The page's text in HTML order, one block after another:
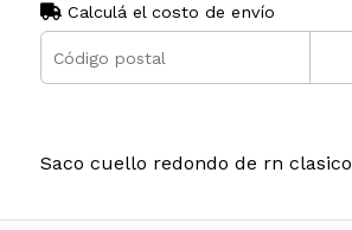
Calculá el costo de envío
Saco cuello redondo de rn clasico